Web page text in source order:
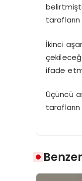
İkinci
ifade
Üçüncü